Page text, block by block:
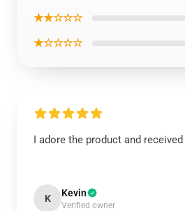
★★☆☆☆
★☆☆☆☆
I adore the product and
K Kevin
Verified owner